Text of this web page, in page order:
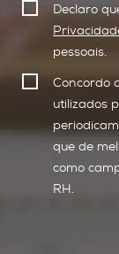
Declaro
pessoais.
Concordo
utilizados
que de
como
RH.